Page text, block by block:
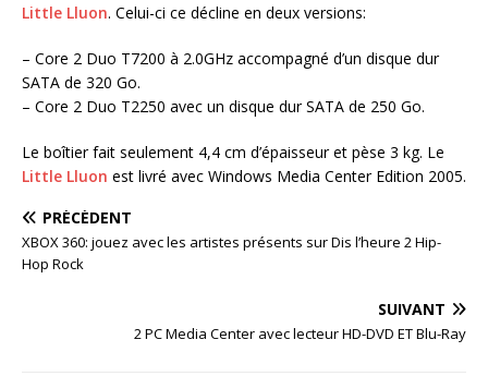
Little Lluon. Celui-ci ce décline en deux versions:
– Core 2 Duo T7200 à 2.0GHz accompagné d’un disque dur
SATA de 320 Go.
– Core 2 Duo T2250 avec un disque dur SATA de 250 Go.
Le boîtier fait seulement 4,4 cm d’épaisseur et pèse 3 kg. Le
Little Lluon est livré avec Windows Media Center Edition 2005.
PRÉCÉDENT
XBOX 360: jouez avec les artistes présents sur Dis l’heure 2 Hip-
Hop Rock
SUIVANT
2 PC Media Center avec lecteur HD-DVD ET Blu-Ray